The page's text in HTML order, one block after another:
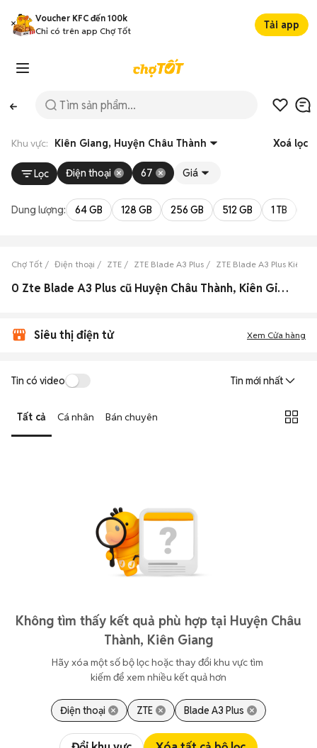
Voucher KFC đến 100k
Chỉ có trên app Chợ Tốt
Tải app
Khu vực: Kiên Giang, Huyện Châu Thành Xoá lọc
Lọc Điện thoại 67 Giá
Dung lượng: 64 GB 128 GB 256 GB 512 GB 1 TB
Chợ Tốt Điện thoại ZTE ZTE Blade A3 Plus ZTE Blade A3 Plus Kiên
0 Zte Blade A3 Plus cũ Huyện Châu Thành, Kiên Giang đẹp
Siêu thị điện tử Xem Cửa hàng
Tin có video Tin mới nhất
Tất cả Cá nhân Bán chuyên
Không tìm thấy kết quả phù hợp tại Huyện Châu
Thành, Kiên Giang
Hãy xóa một số bộ lọc hoặc thay đổi khu vực tìm
kiếm để xem nhiều kết quả hơn
Điện thoại ZTE Blade A3 Plus